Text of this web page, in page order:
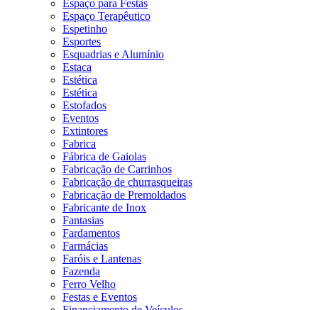
Espaço para Festas
Espaço Terapêutico
Espetinho
Esportes
Esquadrias e Alumínio
Estaca
Estética
Estética
Estofados
Eventos
Extintores
Fabrica
Fábrica de Gaiolas
Fabricação de Carrinhos
Fabricação de churrasqueiras
Fabricação de Premoldados
Fabricante de Inox
Fantasias
Fardamentos
Farmácias
Faróis e Lantenas
Fazenda
Ferro Velho
Festas e Eventos